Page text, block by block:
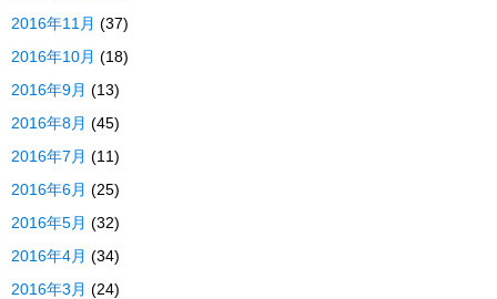
2016年11月 (37)
2016年10月 (18)
2016年9月 (13)
2016年8月 (45)
2016年7月 (11)
2016年6月 (25)
2016年5月 (32)
2016年4月 (34)
2016年3月 (24)